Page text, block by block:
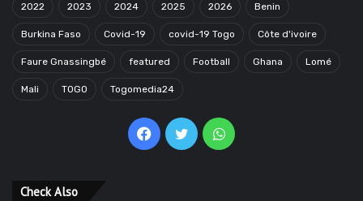
2022 2023 2024 2025 2026 Benin
Burkina Faso Covid-19 covid-19 Togo Côte d'ivoire
Faure Gnassingbé featured Football Ghana Lomé
Mali TOGO Togomedia24
Facebook
TwitterWhatsApp
Check Also